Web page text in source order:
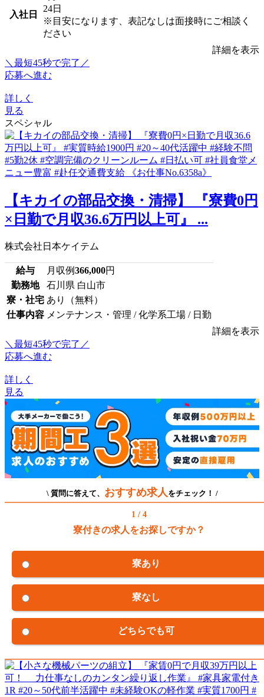
入社日
24日
※目安になります、表記なしは面接時にご相談く
ださい
詳細を表示
＼最短45秒で完了／
応募へ進む
詳しく
見る
スペシャル
【キカイの部品交換・清掃】 『寮費0円
×日勤で月収36.6万円以上可』 ...
株式会社日本ケイテム
給与 月収例366,000円
勤務地
石川県 白山市
寮・社宅 あり（無料）
仕事内容 メンテナンス・管理 / 化学系工場 / 日勤
詳細を表示
＼最短45秒で完了／
応募へ進む
詳しく
見る
\ 質問に答えて、 おすすめ求人 をチェック！ /
1 / 4
寮付きの求人をお探しですか？
寮あり
寮なし
どちらでも可